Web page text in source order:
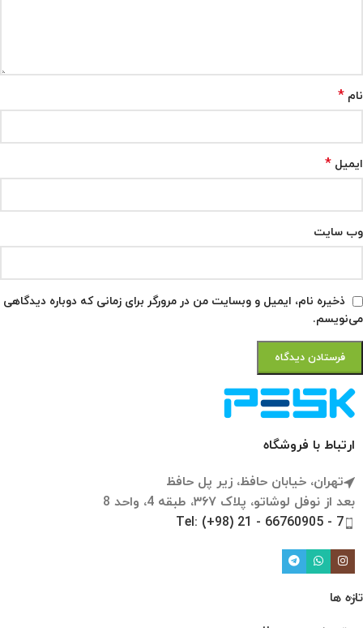
نام *
ایمیل *
وب‌ سایت
ذخیره نام، ایمیل و وبسایت من در مرورگر برای زمانی که دوباره دیدگاهی
می‌نویسم.
ارتباط با فروشگاه
تهران، خیابان حافظ، زیر پل حافظ
بعد از نوفل لوشاتو، پلاک ۳۶۷، طبقه 4، واحد 8
Tel: (+98) 21 - 66760905 - 7
تازه ها